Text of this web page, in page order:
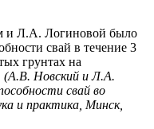
и Л.А. Логиновой было
свай в течение 3
грунтах на
(А.В. Новский и Л.А.
свай во
и практика, Минск,